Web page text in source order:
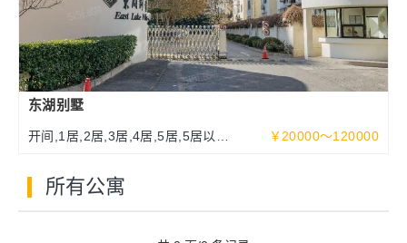
东湖别墅
开间,1居,2居,3居,4居,5居,5居以上
￥20000～120000
所有公寓